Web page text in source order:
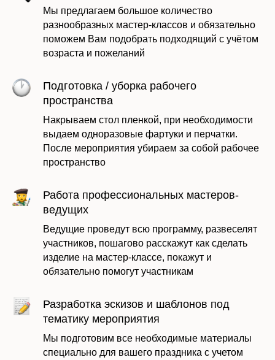
Мы предлагаем большое количество
разнообразных мастер-классов и обязательно
поможем Вам подобрать подходящий с учётом
возраста и пожеланий
Подготовка / уборка рабочего
пространства
Накрываем стол пленкой, при необходимости
выдаем одноразовые фартуки и перчатки.
После мероприятия убираем за собой рабочее
пространство
Работа профессиональных мастеров-
ведущих
Ведущие проведут всю программу, развеселят
участников, пошагово расскажут как сделать
изделие на мастер-классе, покажут и
обязательно помогут участникам
Разработка эскизов и шаблонов под
тематику мероприятия
Мы подготовим все необходимые материалы
специально для вашего праздника с учетом